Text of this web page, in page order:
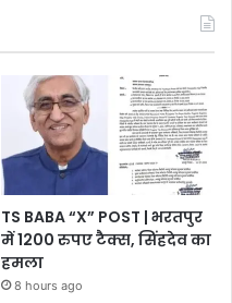
TS BABA “X” POST | भरतपुर
में 1200 रुपए टैक्स, सिंहदेव का
हमला
8 hours ago